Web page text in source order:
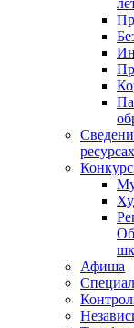
ресурсах
Афиша